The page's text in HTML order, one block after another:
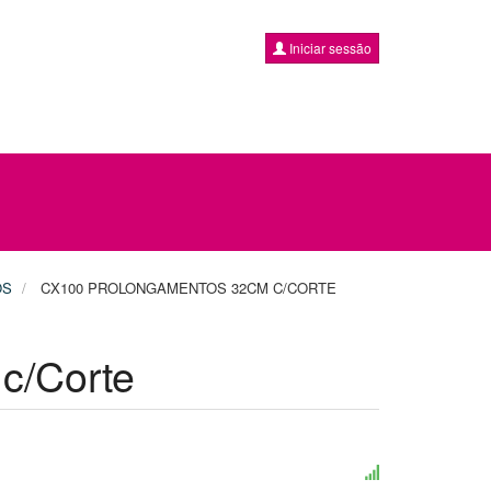
Iniciar sessão
CX100 PROLONGAMENTOS 32CM C/CORTE
Corte